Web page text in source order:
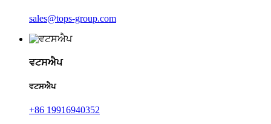
sales@tops-group.com
ਵਟਸਐਪ
ਵਟਸਐਪ
+86 19916940352